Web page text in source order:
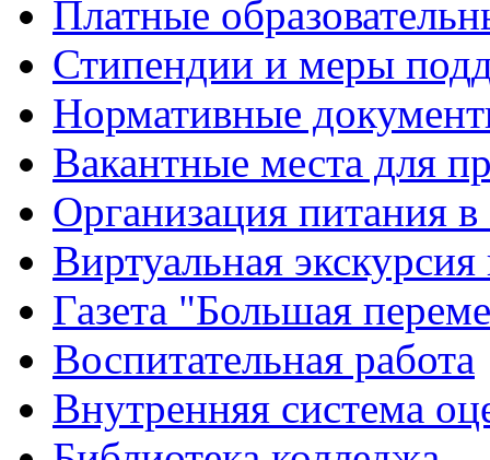
Платные
Стипендии и меры
Нормативные
Вакантные места для
Организация питания в
Виртуальная
Газета "Большая
Воспитательная работа
Внутренняя система